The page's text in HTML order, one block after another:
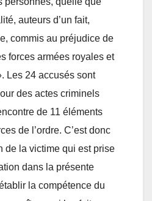
auteurs d’un fait,
commis au préjudice de
forces armées royales et
Les 24 accusés sont
des actes criminels
de 11 éléments
de l’ordre. C’est donc
de la victime qui est prise
dans la présente
la compétence du